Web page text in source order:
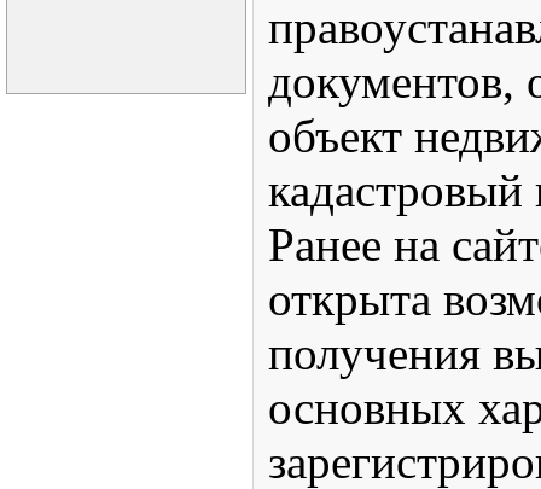
документов,
объект
кадастровый
Ранее на
открыта
получения
основных